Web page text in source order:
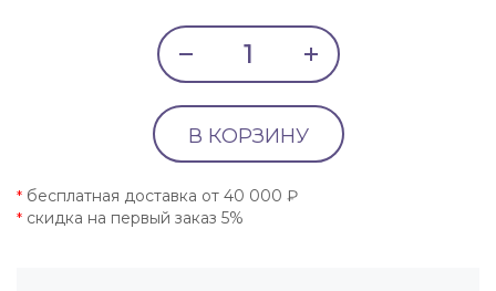
В КОРЗИНУ
* бесплатная доставка от 40 000 ₽
* скидка на первый заказ 5%